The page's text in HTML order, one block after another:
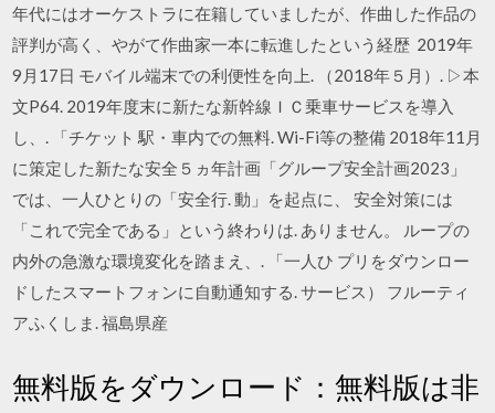
年代にはオーケストラに在籍していましたが、作曲した作品の
評判が高く、やがて作曲家一本に転進したという経歴 2019年
9月17日 モバイル端末での利便性を向上. （2018年５月）. ▷本
文P64. 2019年度末に新たな新幹線ＩＣ乗車サービスを導入
し、. 「チケット 駅・車内での無料. Wi-Fi等の整備 2018年11月
に策定した新たな安全５ヵ年計画「グループ安全計画2023」
では、一人ひとりの「安全行. 動」を起点に、 安全対策には
「これで完全である」という終わりは. ありません。 ループの
内外の急激な環境変化を踏まえ、. 「一人ひ プリをダウンロー
ドしたスマートフォンに自動通知する. サービス） フルーティ
アふくしま. 福島県産
無料版をダウンロード：無料版は非